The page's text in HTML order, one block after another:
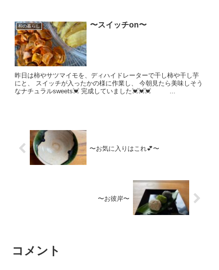
和の暮らし 〜スイッチon〜
昨日は柿やサツマイモを、ディハイドレーターで干し柿や干し芋
にと、 スイッチが入ったかの様に作業し、 今朝見たら美味しそう
なナチュラルsweets💓 完成していました💓💓💓 ...
〜お気に入りはこれ💕〜
〜お彼岸〜
コメント